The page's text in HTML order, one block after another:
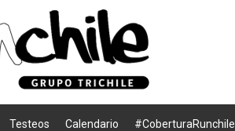
Testeos Calendario #CoberturaRunchile